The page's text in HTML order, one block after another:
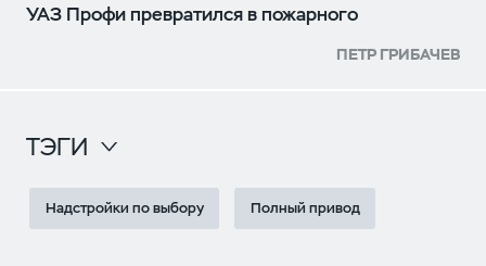
УАЗ Профи превратился в пожарного
ПЕТР ГРИБАЧЕВ
ТЭГИ
Надстройки по выбору Полный привод